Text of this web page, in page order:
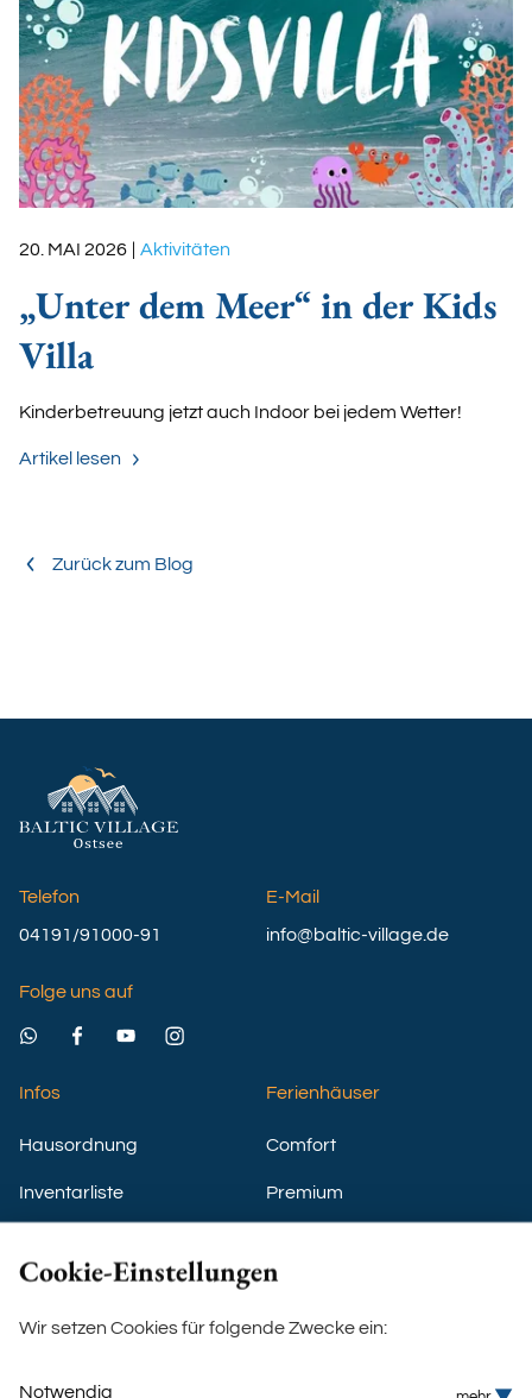
20. MAI 2026 Aktivitäten
„Unter dem Meer“ in der Kids
Villa
Kinderbetreuung jetzt auch Indoor bei jedem Wetter!
Artikel lesen
Zurück zum Blog
Telefon
04191/91000-91
E-Mail
info@baltic-village.de
Folge uns auf
Infos
Hausordnung
Inventarliste
Einverständnis Kids Villa
Ferienhäuser
Comfort
Premium
Boho-Beach-House
Ostsee-Villa
Cookie-Einstellungen
Wir setzen Cookies für folgende Zwecke ein:
Notwendig